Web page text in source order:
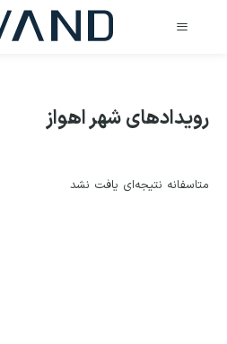
رویدادهای شهراهواز
متاسفانه نتیجه‌ای یافت نشد